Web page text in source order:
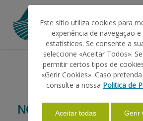
AJUDAS/APOIOS
NOVO PRAZO – APOIO
Este sítio utiliza cookies para
experiência de navegação
estatísticos. Se consente a
seleccione «Aceitar Todos».
permitir certos tipos de
«Gerir Cookies». Caso
consulte a nossa Politica de
Aceitar todas Gerir